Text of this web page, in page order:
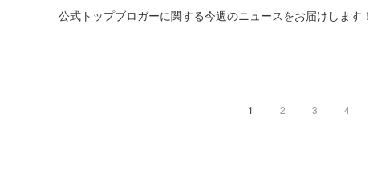
公式トップブロガーに関する今週のニュースをお届けします！
1 2 3 4